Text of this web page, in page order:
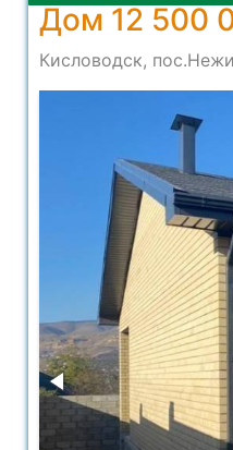
Дом 12 500
Кисловодск,